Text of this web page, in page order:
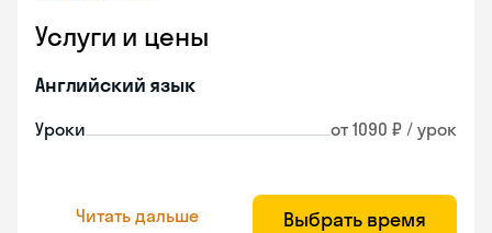
Услуги и цены
Английский язык
Уроки от 1090 ₽ / урок
Читать дальше Выбрать время